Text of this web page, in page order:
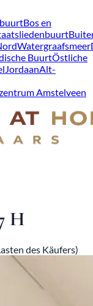
Bos en
Watergraafsmeer
BuurtÖstliche
JordaanAlt-
Amstelveen
H
des Käufers)